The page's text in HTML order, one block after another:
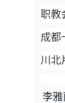
职教
成都
川北
李